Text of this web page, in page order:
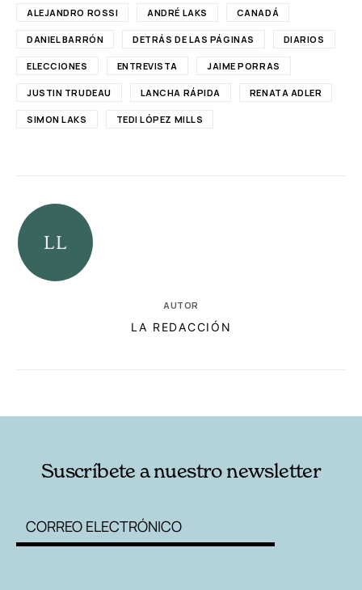
ALEJANDRO ROSSI ANDRÉ LAKS CANADÁ
DANIEL BARRÓN DETRÁS DE LAS PÁGINAS DIARIOS
ELECCIONES ENTREVISTA JAIME PORRAS
JUSTIN TRUDEAU LANCHA RÁPIDA RENATA ADLER
SIMON LAKS TEDI LÓPEZ MILLS
AUTOR
LA REDACCIÓN
Suscríbete a nuestro newsletter